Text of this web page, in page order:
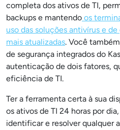
completa dos ativos de TI,
backups e mantendo os
uso das soluções antivírus e
mais atualizadas. Você
de segurança integrados do
autenticação de dois fatores,
eficiência de TI.
Ter a ferramenta certa à sua
os ativos de TI 24 horas por
identificar e resolver qualquer